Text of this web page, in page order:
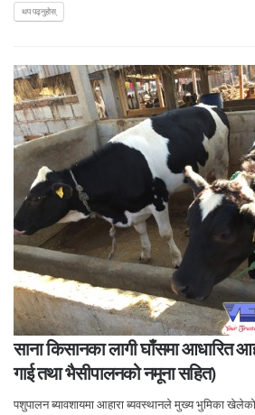
थप पढ्नुहोस्
साना किसानका लागी घाँसमा आधारित
गाई तथा भैसीपालनको नमूना सहित)
पशुपालन ब्यावशायमा आहारा ब्यवस्थानले मुख्य भुमिका